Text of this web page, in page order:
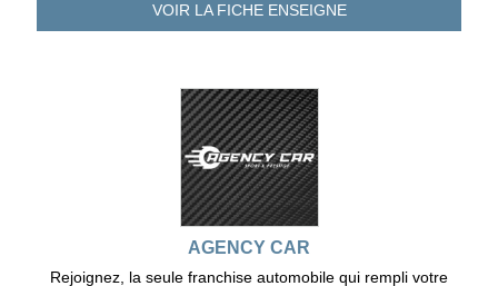
VOIR LA FICHEENSEIGNE
AGENCY CAR
Rejoignez, la seule franchise automobile qui rempli votre